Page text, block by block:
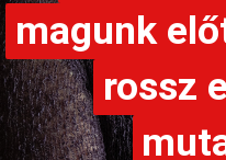
magunk
rossz
magunk
rossz